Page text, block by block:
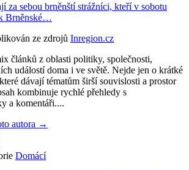
za sebou brněnští strážníci, kteří v sobotu
Brněnské…
ze zdrojů Inregion.cz
článků z oblasti politiky, společnosti,
událostí doma i ve světě. Nejde jen o krátké
dávají tématům širší souvislosti a prostor
kombinuje rychlé přehledy s
a komentáři....
autora →
Domácí